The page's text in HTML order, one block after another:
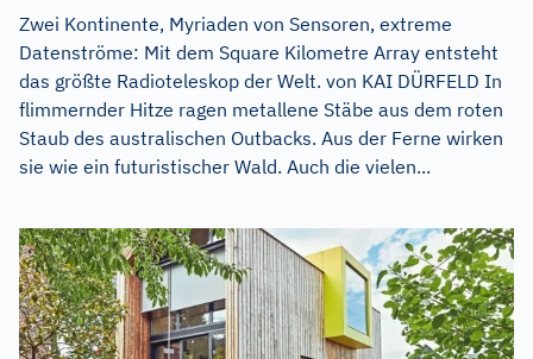
Zwei Kontinente, Myriaden von Sensoren, extreme
Datenströme: Mit dem Square Kilometre Array entsteht
das größte Radioteleskop der Welt. von KAI DÜRFELD In
flimmernder Hitze ragen metallene Stäbe aus dem roten
Staub des australischen Outbacks. Aus der Ferne wirken
sie wie ein futuristischer Wald. Auch die vielen...